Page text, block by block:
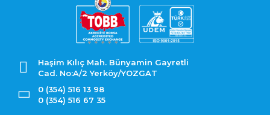
Haşim Kılıç Mah. Bünyamin Gayretli
Cad. No:A/2 Yerköy/YOZGAT
0 (354) 516 13 98
0 (354) 516 67 35